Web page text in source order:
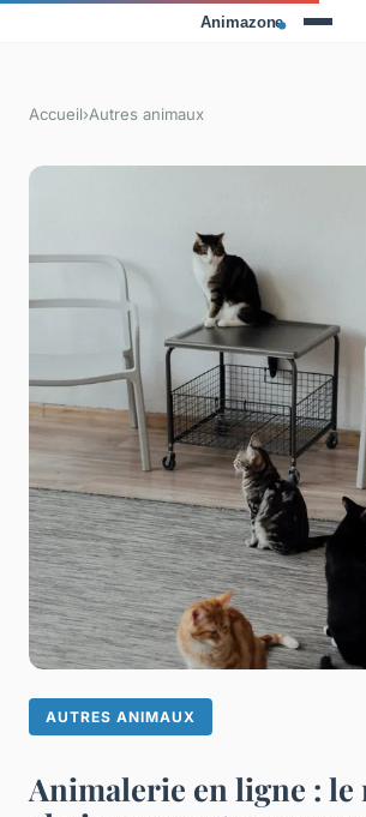
Accueil›Autres animaux
AUTRES ANIMAUX
Animalerie en ligne :